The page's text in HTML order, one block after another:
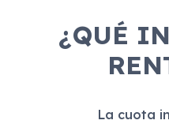
¿QUÉ
La cuota